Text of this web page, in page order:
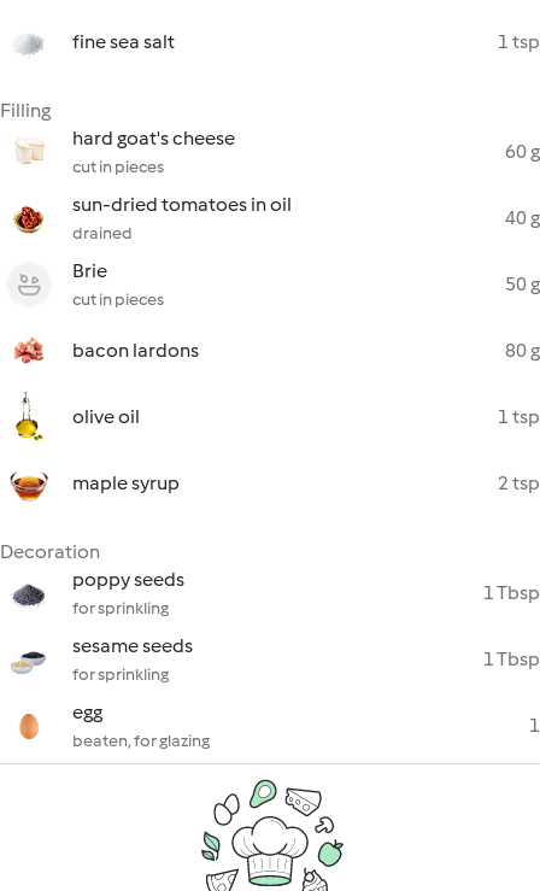
fine sea salt 1 tsp
Filling
hard goat's cheese
cut in pieces
60 g
sun-dried tomatoes in oil
drained
40 g
Brie
cut in pieces
50 g
bacon lardons 80 g
olive oil 1 tsp
maple syrup 2 tsp
Decoration
poppy seeds
for sprinkling
1 Tbsp
sesame seeds
for sprinkling
1 Tbsp
egg
beaten, for glazing
1